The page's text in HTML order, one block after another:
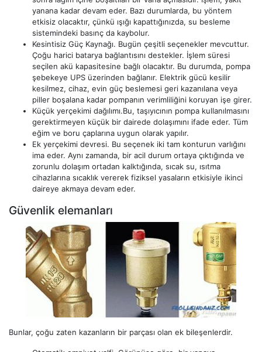
yanana kadar devam eder. Bazı durumlarda, bu yöntem
etkisiz olacaktır, çünkü ışığı kapattığınızda, su besleme
sistemindeki basınç da kaybolur.
Kesintisiz Güç Kaynağı. Bugün çeşitli seçenekler mevcuttur.
Çoğu harici batarya bağlantısını destekler. İşlem süresi
seçilen akü kapasitesine bağlı olacaktır. Bu durumda, pompa
şebekeye UPS üzerinden bağlanır. Elektrik gücü kesilir
kesilmez, cihaz, evin güç beslemesi geri kazanılana veya
piller boşalana kadar pompanın verimliliğini koruyan işe girer.
Küçük yerçekimi dağılımı.Bu, taşıyıcının pompa kullanılmasını
gerektirmeyen küçük bir dairede dolaşımını ifade eder. Tüm
eğim ve boru çaplarına uygun olarak yapılır.
Ek yerçekimi devresi. Bu seçenek iki tam konturun varlığını
ima eder. Aynı zamanda, bir acil durum ortaya çıktığında ve
zorunlu dolaşım ortadan kalktığında, sıcak su, ısıtma
cihazlarına sıcaklık vererek fiziksel yasaların etkisiyle ikinci
daireye akmaya devam eder.
Güvenlik elemanları
Bunlar, çoğu zaten kazanların bir parçası olan ek bileşenlerdir.